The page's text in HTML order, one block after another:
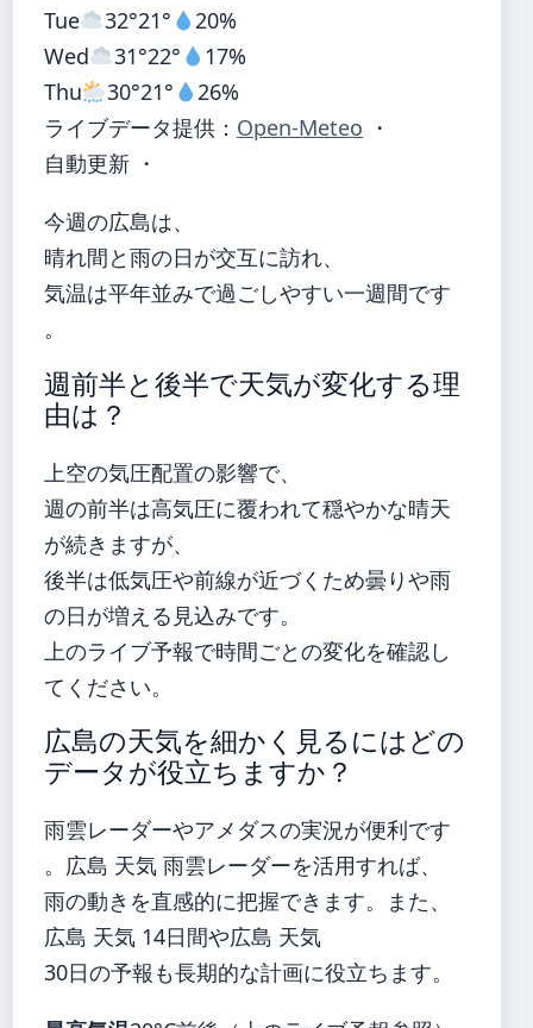
Tue
32°21°
20%
Wed
31°22°
17%
Thu
30°21°
26%
ライブデータ提供： Open-Meteo ・
自動更新 ・
今週の広島は、
晴れ間と雨の日が交互に訪れ、
気温は平年並みで過ごしやすい一週間です
。
週前半と後半で天気が変化する理
由は？
上空の気圧配置の影響で、
週の前半は高気圧に覆われて穏やかな晴天
が続きますが、
後半は低気圧や前線が近づくため曇りや雨
の日が増える見込みです。
上のライブ予報で時間ごとの変化を確認し
てください。
広島の天気を細かく見るにはどの
データが役立ちますか？
雨雲レーダーやアメダスの実況が便利です
。広島 天気 雨雲レーダーを活用すれば、
雨の動きを直感的に把握できます。また、
広島 天気 14日間や広島 天気
30日の予報も長期的な計画に役立ちます。